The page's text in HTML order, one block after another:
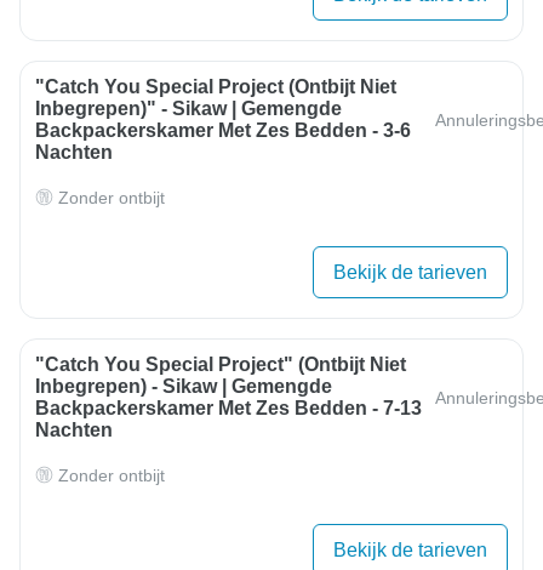
"Catch You Special Project (Ontbijt Niet
Inbegrepen)" - Sikaw | Gemengde
Backpackerskamer Met Zes Bedden - 3-6
Nachten
Zonder ontbijt
Bekijk de tarieven
"Catch You Special Project" (ontbijt Niet
Inbegrepen) - Sikaw | Gemengde
Backpackerskamer Met Zes Bedden - 7-13
Nachten
Zonder ontbijt
Bekijk de tarieven